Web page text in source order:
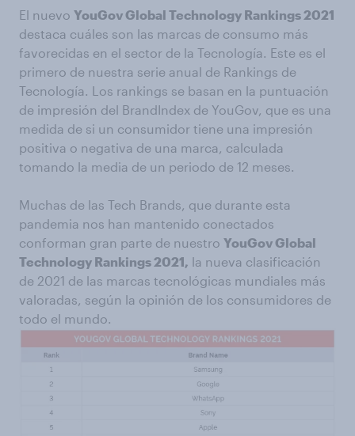
El nuevo YouGov Global Technology Rankings 2021
destaca cuáles son las marcas de consumo más
favorecidas en el sector de la Tecnología. Este es el
primero de nuestra serie anual de Rankings de
Tecnología. Los rankings se basan en la puntuación
de impresión del BrandIndex de YouGov, que es una
medida de si un consumidor tiene una impresión
positiva o negativa de una marca, calculada
tomando la media de un periodo de 12 meses.
Muchas de las Tech Brands, que durante esta
pandemia nos han mantenido conectados
conforman gran parte de nuestro YouGov Global
Technology Rankings 2021, la nueva clasificación
de 2021 de las marcas tecnológicas mundiales más
valoradas, según la opinión de los consumidores de
todo el mundo.